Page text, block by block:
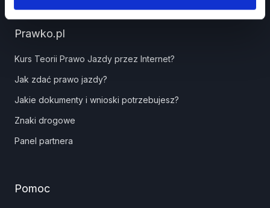
Prawko.pl
Kurs Teorii Prawo Jazdy przez Internet?
Jak zdać prawo jazdy?
Jakie dokumenty i wnioski potrzebujesz?
Znaki drogowe
Panel partnera
Pomoc